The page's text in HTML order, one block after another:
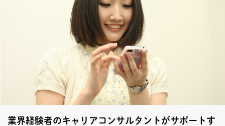
業界経験者のキャリアコンサルタントがサポートす